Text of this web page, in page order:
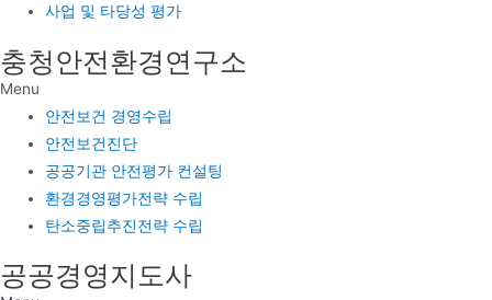
사업 및 타당성 평가
충청안전환경연구소
Menu
안전보건 경영수립
안전보건진단
공공기관 안전평가 컨설팅
환경경영평가전략 수립
탄소중립추진전략 수립
공공경영지도사